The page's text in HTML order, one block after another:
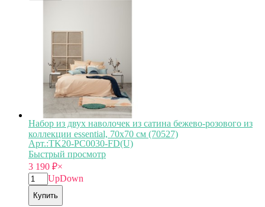
Набор из двух наволочек из сатина бежево-розового из
коллекции essential, 70х70 см (70527)
Арт.:TK20-PC0030-FD(U)
Быстрый просмотр
3 190 ₽×
UpDown
Купить